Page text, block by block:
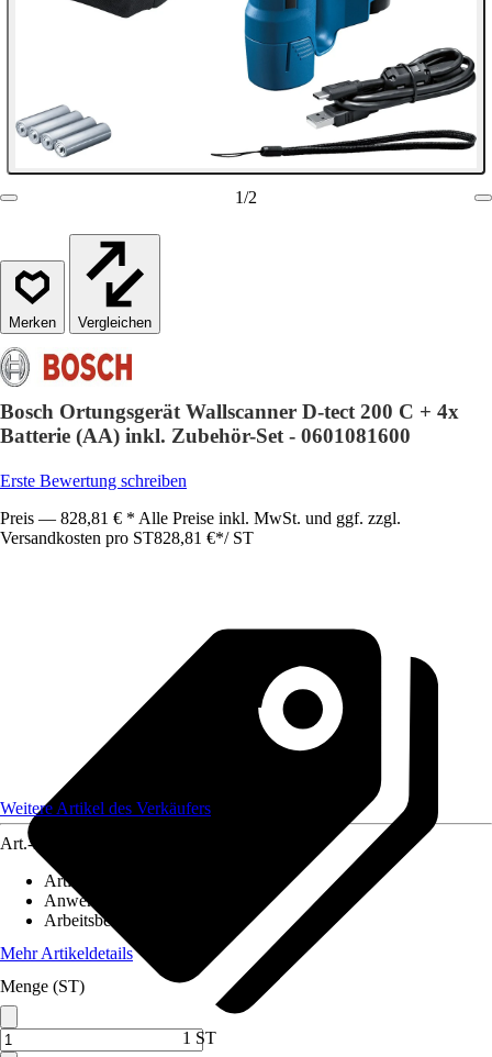
1/2
Vergleichen
Bosch Ortungsgerät Wallscanner D-tect 200 C + 4x
Batterie (AA) inkl. Zubehör-Set - 0601081600
Erste Bewertung schreiben
Preis — 828,81 € * Alle Preise inkl. MwSt. und ggf. zzgl.
Versandkosten pro ST828,81 €*/ ST
Weitere Artikel des Verkäufers
Art.-Nr.
Artikeltyp
Anwendung
Arbeitsbereich
Mehr Artikeldetails
Menge (ST)
1 ST